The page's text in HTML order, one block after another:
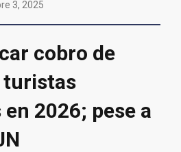
3, 2025
cobro de
turistas
2026; pese a